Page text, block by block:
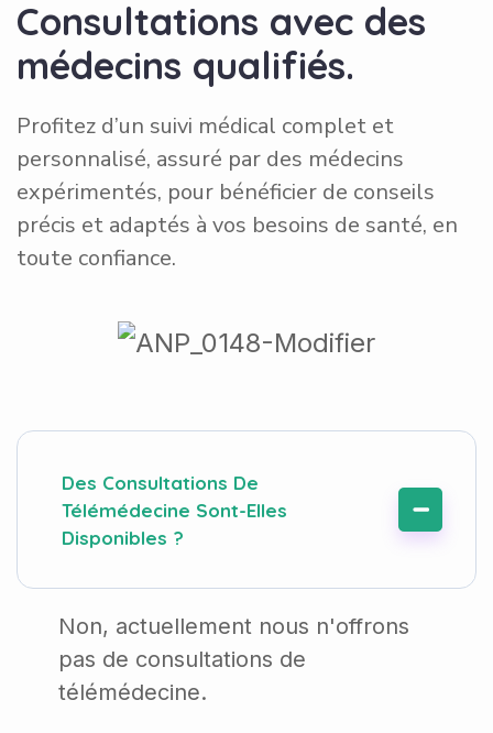
Consultations avec des
médecins qualifiés.
Profitez d’un suivi médical complet et
personnalisé, assuré par des médecins
expérimentés, pour bénéficier de conseils
précis et adaptés à vos besoins de santé, en
toute confiance.
Des Consultations De
Télémédecine Sont-Elles
Disponibles ?
Non, actuellement nous n'offrons
pas de consultations de
télémédecine.